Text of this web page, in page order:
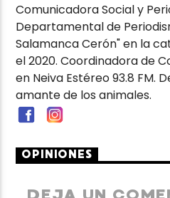
Comunicadora Social y
Departamental de
Salamanca Cerón" en la
el 2020. Coordinadora de
en Neiva Estéreo 93.8 FM.
amante de los animales.
OPINIONES